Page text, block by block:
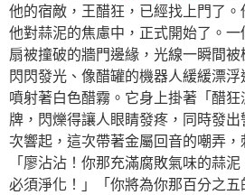
他的宿敵，王醋狂，已經找上門了
他對蒜泥的焦慮中，正式開始了。
扇被撞破的牆門邊緣，光線一瞬間
閃閃發光、像醋罐的機器人緩緩漂
噴射著白色醋霧。它身上掛著「醋
牌，閃爍得讓人眼睛發疼，同時發
次響起，這次帶著金屬回音的嘲弄，
「廖沾沾！你那充滿腐敗氣味的蒜
必須淨化！」「你將為你那百分之